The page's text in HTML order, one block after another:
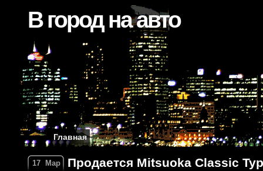
В город на авто
Главная
17 Мар Продается Mitsuoka Classic